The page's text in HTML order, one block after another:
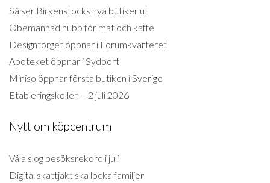
Så ser Birkenstocks nya butiker ut
Obemannad hubb för mat och kaffe
Designtorget öppnar i Forumkvarteret
Apoteket öppnar i Sydport
Miniso öppnar första butiken i Sverige
Etableringskollen – 2 juli 2026
Nytt om köpcentrum
Väla slog besöksrekord i juli
Digital skattjakt ska locka familjer